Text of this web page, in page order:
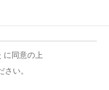
に同意の上
い。